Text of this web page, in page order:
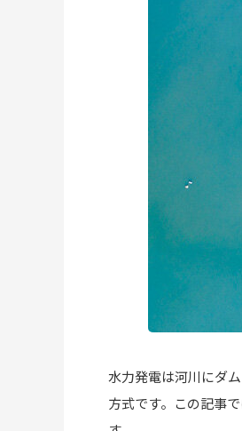
水力発電は河川にダ
方式です。この記事